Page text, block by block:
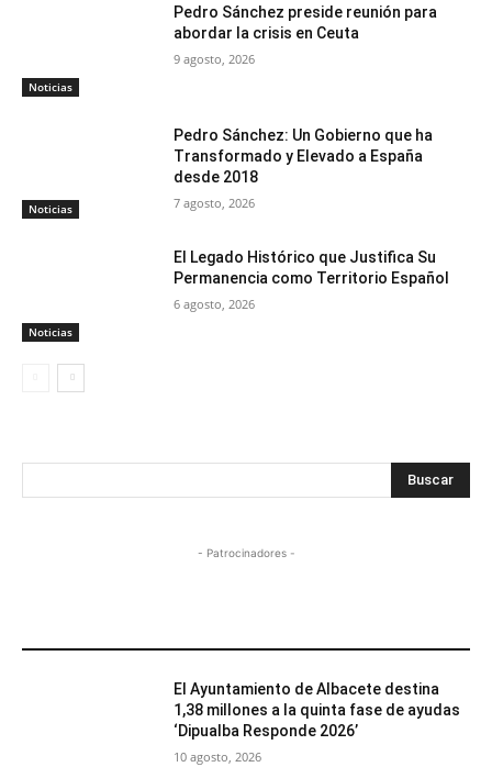
Noticias
Pedro Sánchez preside reunión para
abordar la crisis en Ceuta
9 agosto, 2026
Noticias
Pedro Sánchez: Un Gobierno que ha
Transformado y Elevado a España
desde 2018
7 agosto, 2026
Noticias
El Legado Histórico que Justifica Su
Permanencia como Territorio Español
6 agosto, 2026
Buscar
- Patrocinadores -
El Ayuntamiento de Albacete destina
1,38 millones a la quinta fase de ayudas
‘Dipualba Responde 2026’
10 agosto, 2026